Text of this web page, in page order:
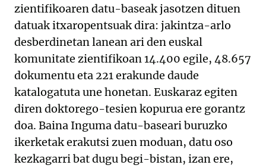
zientifikoaren datu-baseak jasotzen dituen
datuak itxaropentsuak dira: jakintza-arlo
desberdinetan lanean ari den euskal
komunitate zientifikoan 14.400 egile, 48.657
dokumentu eta 221 erakunde daude
katalogatuta une honetan. Euskaraz egiten
diren doktorego-tesien kopurua ere gorantz
doa. Baina Inguma datu-baseari buruzko
ikerketak erakutsi zuen moduan, datu oso
kezkagarri bat dugu begi-bistan, izan ere,